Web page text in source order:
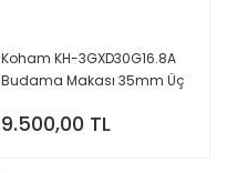
Koham KH-3GXD30G16.8A
Budama Makası 35mm Üç
9.500,00 TL